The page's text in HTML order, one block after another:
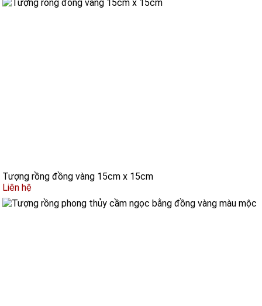
Tượng rồng đồng vàng 15cm x 15cm
Liên hệ